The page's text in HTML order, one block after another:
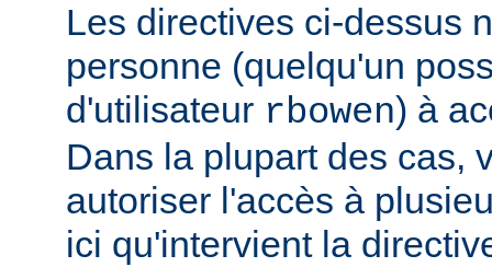
Les directives ci-dessus
personne (quelqu'un
d'utilisateur rbowen) à
Dans la plupart des cas,
autoriser l'accès à
ici qu'intervient la